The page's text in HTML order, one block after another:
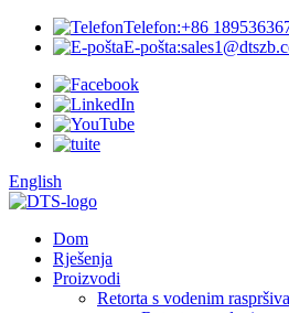
Telefon:+86
E-pošta:
English
Dom
Rješenja
Proizvodi
Retorta s vodenim